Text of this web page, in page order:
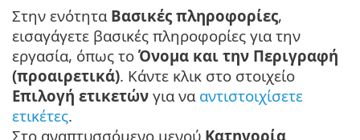
Στην ενότητα Βασικές πληροφορίες,
εισαγάγετε βασικές πληροφορίες για την
εργασία, όπως το Όνομα και την Περιγραφή
(προαιρετικά). Κάντε κλικ στο στοιχείο
Επιλογή ετικετών για να αντιστοιχίσετε
ετικέτες.
Στο αναπτυσσόμενο μενού Κατηγορία